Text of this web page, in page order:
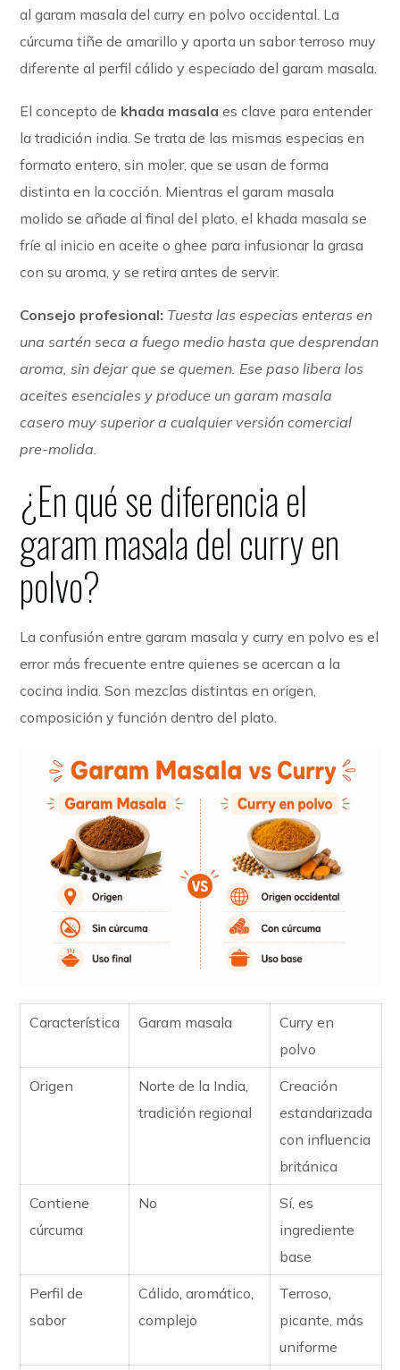
al garam masala del curry en polvo occidental. La
cúrcuma tiñe de amarillo y aporta un sabor terroso muy
diferente al perfil cálido y especiado del garam masala.
El concepto de khada masala es clave para entender
la tradición india. Se trata de las mismas especias en
formato entero, sin moler, que se usan de forma
distinta en la cocción. Mientras el garam masala
molido se añade al final del plato, el khada masala se
fríe al inicio en aceite o ghee para infusionar la grasa
con su aroma, y se retira antes de servir.
Consejo profesional: Tuesta las especias enteras en
una sartén seca a fuego medio hasta que desprendan
aroma, sin dejar que se quemen. Ese paso libera los
aceites esenciales y produce un garam masala
casero muy superior a cualquier versión comercial
pre-molida.
¿En qué se diferencia el
garam masala del curry en
polvo?
La confusión entre garam masala y curry en polvo es el
error más frecuente entre quienes se acercan a la
cocina india. Son mezclas distintas en origen,
composición y función dentro del plato.
Característica Garam masala
Curry en
polvo
Origen
Norte de la India,
tradición regional
Creación
estandarizada
con influencia
británica
Contiene
cúrcuma
No
Sí, es
ingrediente
base
Perfil de
sabor
Cálido, aromático,
complejo
Terroso,
picante, más
uniforme